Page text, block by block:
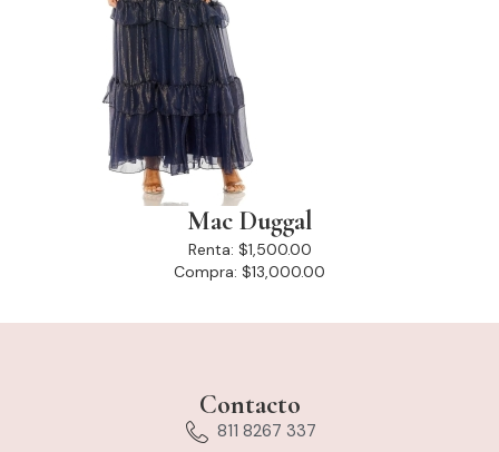
Mac Duggal
Renta: $1,500.00
Compra: $13,000.00
Contacto
811 8267 337